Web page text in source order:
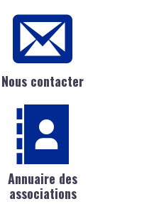
Nous contacter
Annuaire des
associations